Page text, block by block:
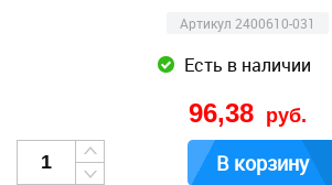
Артикул 2400610-031
Есть в наличии
96,38 руб.
В корзину